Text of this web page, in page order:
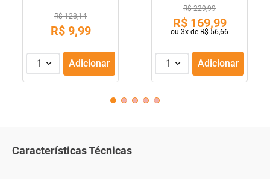
R$ 128,14
R$ 9,99
1 Adicionar
R$ 229,99
R$ 169,99
ou 3x de R$ 56,66
1 Adicionar
Características Técnicas